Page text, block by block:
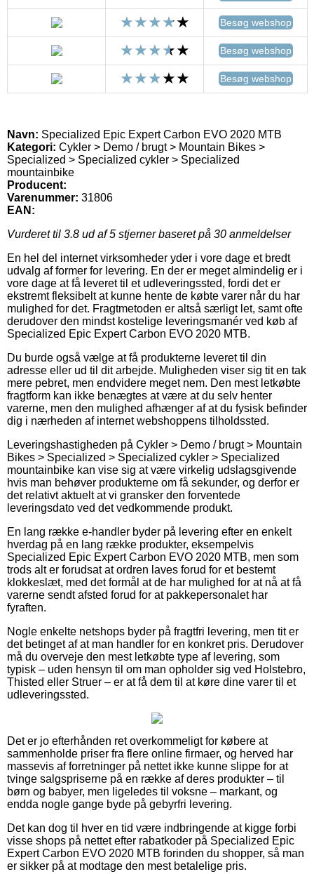
Besøg webshop
Besøg webshop
Besøg webshop
Navn: Specialized Epic Expert Carbon EVO 2020 MTB
Kategori: Cykler > Demo / brugt > Mountain Bikes >
Specialized > Specialized cykler > Specialized
mountainbike
Producent:
Varenummer: 31806
EAN:
Vurderet til 3.8 ud af 5 stjerner baseret på 30 anmeldelser
En hel del internet virksomheder yder i vore dage et bredt
udvalg af former for levering. En der er meget almindelig er i
vore dage at få leveret til et udleveringssted, fordi det er
ekstremt fleksibelt at kunne hente de købte varer når du har
mulighed for det. Fragtmetoden er altså særligt let, samt ofte
derudover den mindst kostelige leveringsmanér ved køb af
Specialized Epic Expert Carbon EVO 2020 MTB.
Du burde også vælge at få produkterne leveret til din
adresse eller ud til dit arbejde. Muligheden viser sig tit en tak
mere pebret, men endvidere meget nem. Den mest letkøbte
fragtform kan ikke benægtes at være at du selv henter
varerne, men den mulighed afhænger af at du fysisk befinder
dig i nærheden af internet webshoppens tilholdssted.
Leveringshastigheden på Cykler > Demo / brugt > Mountain
Bikes > Specialized > Specialized cykler > Specialized
mountainbike kan vise sig at være virkelig udslagsgivende
hvis man behøver produkterne om få sekunder, og derfor er
det relativt aktuelt at vi gransker den forventede
leveringsdato ved det vedkommende produkt.
En lang række e-handler byder på levering efter en enkelt
hverdag på en lang række produkter, eksempelvis
Specialized Epic Expert Carbon EVO 2020 MTB, men som
trods alt er forudsat at ordren laves forud for et bestemt
klokkeslæt, med det formål at de har mulighed for at nå at få
varerne sendt afsted forud for at pakkepersonalet har
fyraften.
Nogle enkelte netshops byder på fragtfri levering, men tit er
det betinget af at man handler for en konkret pris. Derudover
må du overveje den mest letkøbte type af levering, som
typisk – uden hensyn til om man opholder sig ved Holstebro,
Thisted eller Struer – er at få dem til at køre dine varer til et
udleveringssted.
Det er jo efterhånden ret overkommeligt for købere at
sammenholde priser fra flere online firmaer, og herved har
massevis af forretninger på nettet ikke kunne slippe for at
tvinge salgspriserne på en række af deres produkter – til
børn og babyer, men ligeledes til voksne – markant, og
endda nogle gange byde på gebyrfri levering.
Det kan dog til hver en tid være indbringende at kigge forbi
visse shops på nettet efter rabatkoder på Specialized Epic
Expert Carbon EVO 2020 MTB forinden du shopper, så man
er sikker på at modtage den mest betalelige pris.